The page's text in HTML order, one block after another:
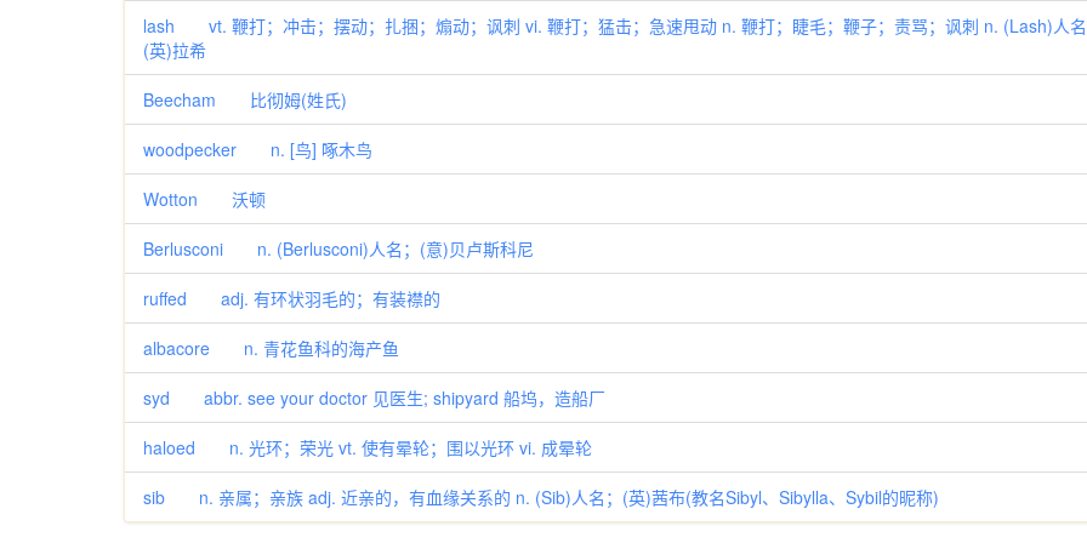
lash vt. 鞭打；冲击；摆动；扎捆；煽动；讽刺 vi. 鞭打；猛击；急速甩动 n. 鞭打；睫毛；鞭子；责骂；讽刺 n. (Lash)人
(英)拉希
Beecham 比彻姆(姓氏)
woodpecker n. [鸟] 啄木鸟
Wotton 沃顿
Berlusconi n. (Berlusconi)人名；(意)贝卢斯科尼
ruffed adj. 有环状羽毛的；有装襟的
albacore n. 青花鱼科的海产鱼
syd abbr. see your doctor 见医生; shipyard 船坞，造船厂
haloed n. 光环；荣光 vt. 使有晕轮；围以光环 vi. 成晕轮
sib n. 亲属；亲族 adj. 近亲的，有血缘关系的 n. (Sib)人名；(英)茜布(教名Sibyl、Sibylla、Sybil的昵称)